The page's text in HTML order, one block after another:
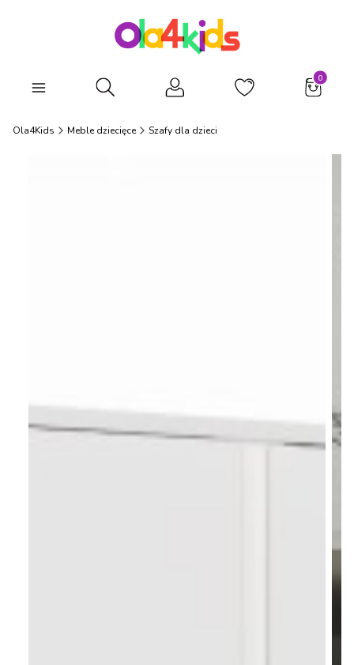
Otwórz wyszukiwarkę
Ola4Kids Meble dziecięce Szafy dla dzieci